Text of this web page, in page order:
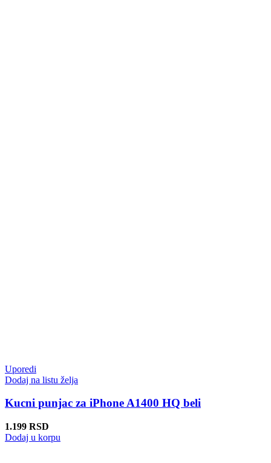
Uporedi
Dodaj na listu želja
Kucni punjac za iPhone A1400 HQ beli
1.199 RSD
Dodaj u korpu